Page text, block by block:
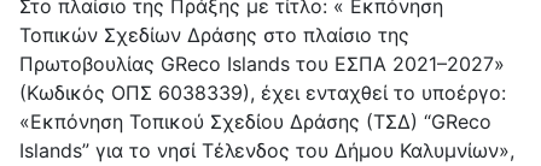
Στο πλαίσιο της Πράξης με τίτλο: « Εκπόνηση
Τοπικών Σχεδίων Δράσης στο πλαίσιο της
Πρωτοβουλίας GReco Islands του ΕΣΠΑ 2021–2027»
(Κωδικός ΟΠΣ 6038339), έχει ενταχθεί το υποέργο:
«Εκπόνηση Τοπικού Σχεδίου Δράσης (ΤΣΔ) “GReco
Islands” για το νησί Τέλενδος του Δήμου Καλυμνίων»,